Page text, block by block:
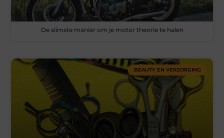
De slimste manier om je motor theorie te halen
BEAUTY EN VERZORGING